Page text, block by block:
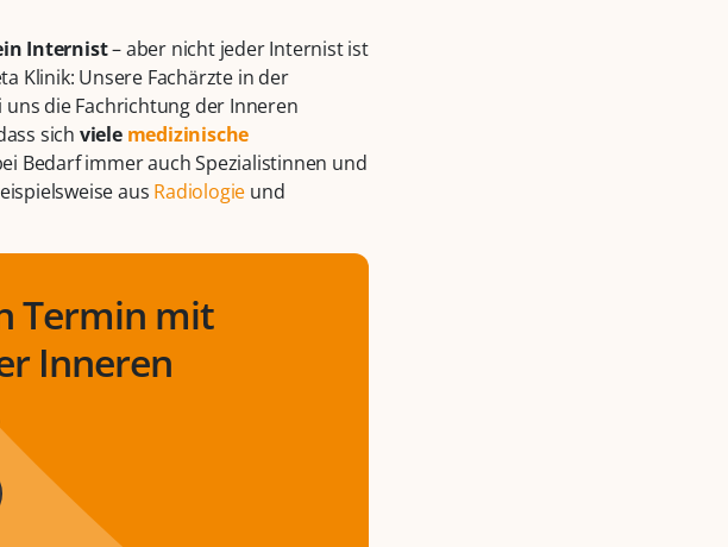
Internist– aber nicht jeder Internist ist
Klinik: Unsere Fachärzte in der
die Fachrichtung der Inneren
sich viele medizinische
Bedarf immer auch Spezialistinnen und
aus Radiologie und
Termin mit
Inneren